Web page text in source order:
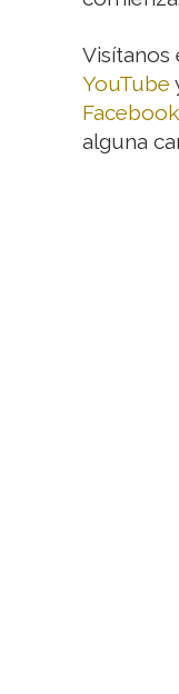
Visítanos
YouTube
Facebook
alguna